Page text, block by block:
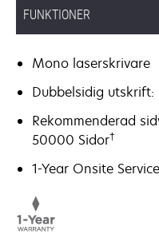
FUNKTIONER
Mono laserskrivare
Dubbelsidig
Rekommenderad
50000 Sidor†
1-Year Onsite